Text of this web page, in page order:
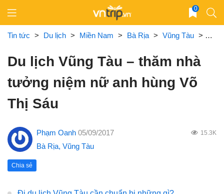
content
0
Tin tức > Du lịch > Miền Nam > Bà Rịa > Vũng Tàu > Du
Du lịch Vũng Tàu – thăm nhà
tưởng niệm nữ anh hùng Võ
Thị Sáu
Phạm Oanh 05/09/2017 15.3K
Bà Rịa, Vũng Tàu
Chia sẻ